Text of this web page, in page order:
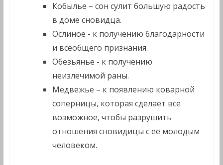
Кобылье – сон сулит большую радость
в доме сновидца.
Ослиное - к получению благодарности
и всеобщего признания.
Обезьянье - к получению
неизлечимой раны.
Медвежье – к появлению коварной
соперницы, которая сделает все
возможное, чтобы разрушить
отношения сновидицы с ее молодым
человеком.